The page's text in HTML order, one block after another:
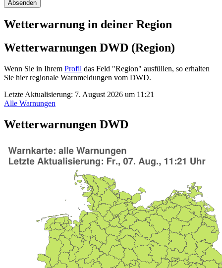
Wetterwarnung in deiner Region
Wetterwarnungen DWD (Region)
Wenn Sie in Ihrem Profil das Feld "Region" ausfüllen, so erhalten
Sie hier regionale Warnmeldungen vom DWD.
Letzte Aktualisierung: 7. August 2026 um 11:21
Alle Warnungen
Wetterwarnungen DWD